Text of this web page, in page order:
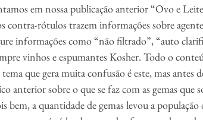
em nossa publicação anterior “Ovo e
contra-rótulos trazem informações sobre
informações como “não filtrado”, “auto
vinhos e espumantes Kosher. Todo o
que gera muita confusão é este, mas antes
anterior sobre o que se faz com as gemas que
bem, a quantidade de gemas levou a